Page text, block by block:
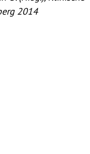
2014